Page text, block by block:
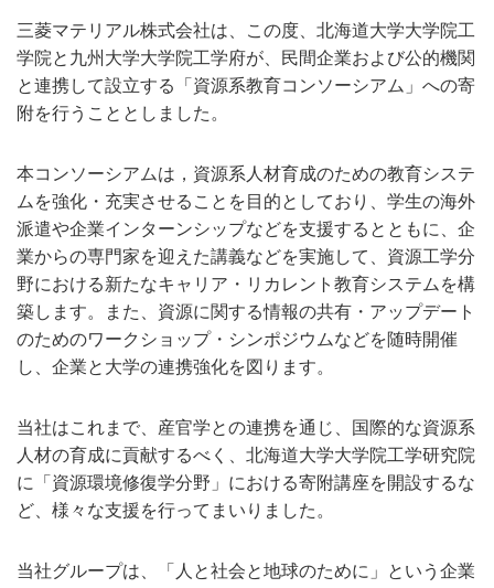
三菱マテリアル株式会社は、この度、北海道大学大学院工
学院と九州大学大学院工学府が、民間企業および公的機関
と連携して設立する「資源系教育コンソーシアム」への寄
附を行うこととしました。
本コンソーシアムは，資源系人材育成のための教育システ
ムを強化・充実させることを目的としており、学生の海外
派遣や企業インターンシップなどを支援するとともに、企
業からの専門家を迎えた講義などを実施して、資源工学分
野における新たなキャリア・リカレント教育システムを構
築します。また、資源に関する情報の共有・アップデート
のためのワークショップ・シンポジウムなどを随時開催
し、企業と大学の連携強化を図ります。
当社はこれまで、産官学との連携を通じ、国際的な資源系
人材の育成に貢献するべく、北海道大学大学院工学研究院
に「資源環境修復学分野」における寄附講座を開設するな
ど、様々な支援を行ってまいりました。
当社グループは、「人と社会と地球のために」という企業